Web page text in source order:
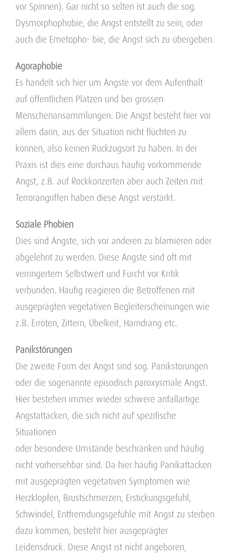
vor Spinnen). Gar nicht so selten ist auch die sog.
Dysmorphophobie, die Angst entstellt zu sein, oder
auch die Emetopho- bie, die Angst sich zu übergeben.
Agoraphobie
Es handelt sich hier um Ängste vor dem Aufenthalt
auf öffentlichen Plätzen und bei grossen
Menschenansammlungen. Die Angst besteht hier vor
allem darin, aus der Situation nicht flüchten zu
können, also keinen Rückzugsort zu haben. In der
Praxis ist dies eine durchaus häufig vorkommende
Angst, z.B. auf Rockkonzerten aber auch Zeiten mit
Terrorangriffen haben diese Angst verstärkt.
Soziale Phobien
Dies sind Ängste, sich vor anderen zu blamieren oder
abgelehnt zu werden. Diese Ängste sind oft mit
verringertem Selbstwert und Furcht vor Kritik
verbunden. Häufig reagieren die Betroffenen mit
ausgeprägten vegetativen Begleiterscheinungen wie
z.B. Erröten, Zittern, Übelkeit, Harndrang etc.
Panikstörungen
Die zweite Form der Angst sind sog. Panikstörungen
oder die sogenannte episodisch paroxysmale Angst.
Hier bestehen immer wieder schwere anfallartige
Angstattacken, die sich nicht auf spezifische
Situationen
oder besondere Umstände beschränken und häufig
nicht vorhersehbar sind. Da hier häufig Panikattacken
mit ausgeprägten vegetativen Symptomen wie
Herzklopfen, Brustschmerzen, Erstickungsgefühl,
Schwindel, Entfremdungsgefühle mit Angst zu sterben
dazu kommen, besteht hier ausgeprägter
Leidensdruck. Diese Angst ist nicht angeboren,